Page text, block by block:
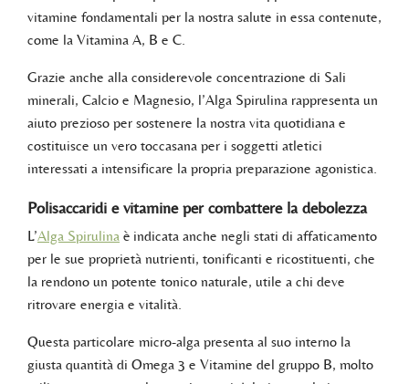
vitamine fondamentali per la nostra salute in essa contenute,
come la Vitamina A, B e C.
Grazie anche alla considerevole concentrazione di Sali
minerali, Calcio e Magnesio, l’Alga Spirulina rappresenta un
aiuto prezioso per sostenere la nostra vita quotidiana e
costituisce un vero toccasana per i soggetti atletici
interessati a intensificare la propria preparazione agonistica.
Polisaccaridi e vitamine per combattere la debolezza
L’Alga Spirulina è indicata anche negli stati di affaticamento
per le sue proprietà nutrienti, tonificanti e ricostituenti, che
la rendono un potente tonico naturale, utile a chi deve
ritrovare energia e vitalità.
Questa particolare micro-alga presenta al suo interno la
giusta quantità di Omega 3 e Vitamine del gruppo B, molto